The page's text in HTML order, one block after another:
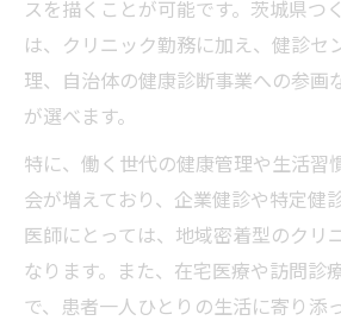
スを描くことが可能です。茨城県つ
は、クリニック勤務に加え、健診セ
理、自治体の健康診断事業への参画
が選べます。
特に、働く世代の健康管理や生活習
会が増えており、企業健診や特定健
医師にとっては、地域密着型のクリ
なります。また、在宅医療や訪問診
で、患者一人ひとりの生活に寄り添